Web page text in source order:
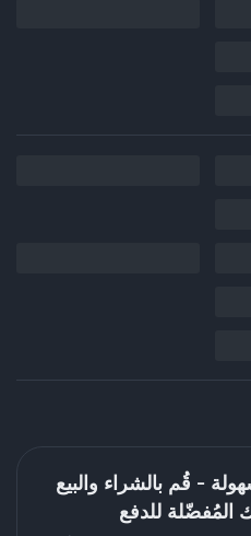
- قُم بالشراء والبيع
المُفضّلة للدفع